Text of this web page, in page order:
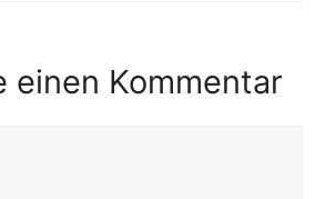
einen Kommentar